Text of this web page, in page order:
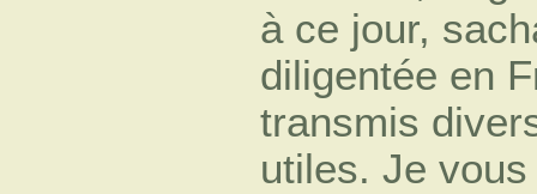
à ce jour,
diligentée en
transmis
utiles. Je